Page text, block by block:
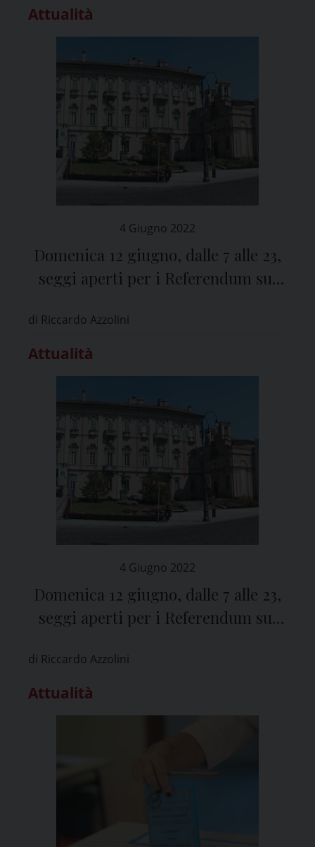
Attualità
4 Giugno 2022
Domenica 12 giugno, dalle 7 alle 23,
seggi aperti per i Referendum sul
di Riccardo Azzolini
Attualità
4 Giugno 2022
Domenica 12 giugno, dalle 7 alle 23,
seggi aperti per i Referendum sul
di Riccardo Azzolini
Attualità